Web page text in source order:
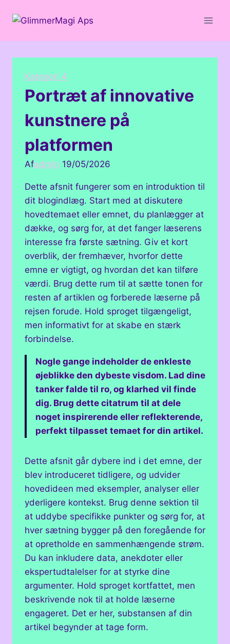
Kategori 4
Portræt af innovative
kunstnere på
platformen
Afadmin 19/05/2026
Dette afsnit fungerer som en introduktion til
dit blogindlæg. Start med at diskutere
hovedtemaet eller emnet, du planlægger at
dække, og sørg for, at det fanger læserens
interesse fra første sætning. Giv et kort
overblik, der fremhæver, hvorfor dette
emne er vigtigt, og hvordan det kan tilføre
værdi. Brug dette rum til at sætte tonen for
resten af artiklen og forberede læserne på
rejsen forude. Hold sproget tilgængeligt,
men informativt for at skabe en stærk
forbindelse.
Nogle gange indeholder de enkleste
øjeblikke den dybeste visdom. Lad dine
tanker falde til ro, og klarhed vil finde
dig. Brug dette citatrum til at dele
noget inspirerende eller reflekterende,
perfekt tilpasset temaet for din artikel.
Dette afsnit går dybere ind i det emne, der
blev introduceret tidligere, og udvider
hovedideen med eksempler, analyser eller
yderligere kontekst. Brug denne sektion til
at uddybe specifikke punkter og sørg for, at
hver sætning bygger på den foregående for
at opretholde en sammenhængende strøm.
Du kan inkludere data, anekdoter eller
ekspertudtalelser for at styrke dine
argumenter. Hold sproget kortfattet, men
beskrivende nok til at holde læserne
engageret. Det er her, substansen af din
artikel begynder at tage form.